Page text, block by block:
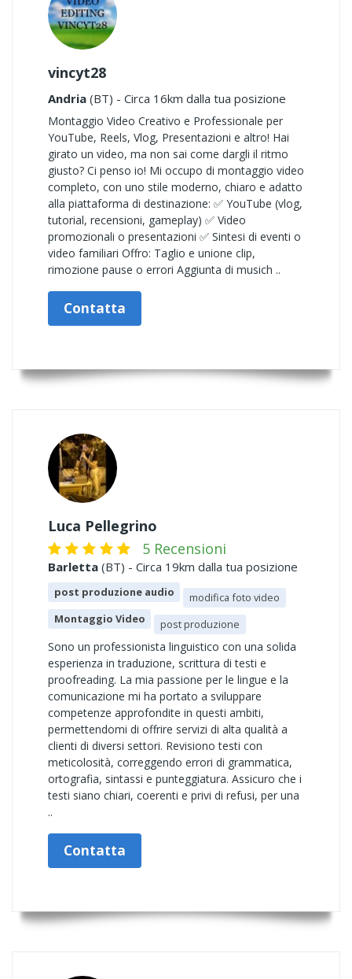
vincyt28
Andria (BT) - Circa 16km dalla tua posizione
Montaggio Video Creativo e Professionale per
YouTube, Reels, Vlog, Presentazioni e altro! Hai
girato un video, ma non sai come dargli il ritmo
giusto? Ci penso io! Mi occupo di montaggio video
completo, con uno stile moderno, chiaro e adatto
alla piattaforma di destinazione: ✅ YouTube (vlog,
tutorial, recensioni, gameplay) ✅ Video
promozionali o presentazioni ✅ Sintesi di eventi o
video familiari Offro: Taglio e unione clip,
rimozione pause o errori Aggiunta di musich ..
Contatta
Luca Pellegrino
5 Recensioni
Barletta (BT) - Circa 19km dalla tua posizione
post produzione audio
modifica foto video
Montaggio Video
post produzione
Sono un professionista linguistico con una solida
esperienza in traduzione, scrittura di testi e
proofreading. La mia passione per le lingue e la
comunicazione mi ha portato a sviluppare
competenze approfondite in questi ambiti,
permettendomi di offrire servizi di alta qualità a
clienti di diversi settori. Revisiono testi con
meticolosità, correggendo errori di grammatica,
ortografia, sintassi e punteggiatura. Assicuro che i
testi siano chiari, coerenti e privi di refusi, per una
..
Contatta